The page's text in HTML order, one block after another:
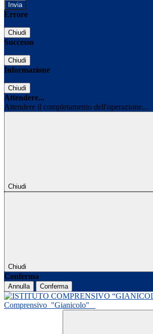
Errore
Chiudi
Successo
Chiudi
Informazione
Chiudi
Attendere...
Attendere il completamento dell'operazione...
Chiudi
Chiudi
Conferma
Annulla Conferma
Comprensivo "Gianicolo"